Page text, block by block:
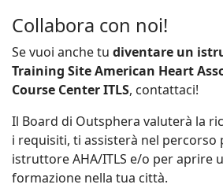
Collabora con noi!
Se vuoi anche tu diventare un
Training Site American Heart
Course Center ITLS, contattaci!
Il Board di Outsphera valuterà la
i requisiti, ti assisterà nel percorso
istruttore AHA/ITLS e/o per aprire
formazione nella tua città.